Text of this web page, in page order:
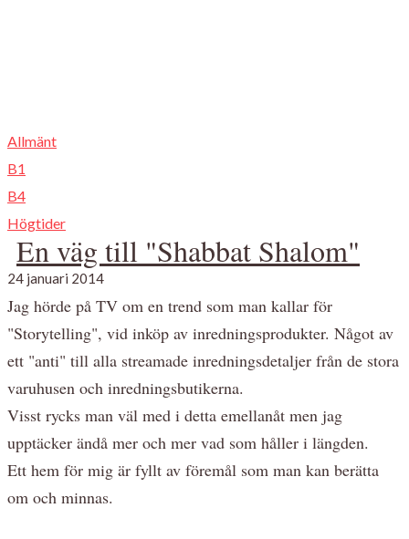
Allmänt
B1
B4
Högtider
En väg till "Shabbat Shalom"
24 januari 2014
Jag hörde på TV om en trend som man kallar för
"Storytelling", vid inköp av inredningsprodukter. Något av
ett "anti" till alla streamade inredningsdetaljer från de stora
varuhusen och inredningsbutikerna.
Visst rycks man väl med i detta emellanåt men jag
upptäcker ändå mer och mer vad som håller i längden.
Ett hem för mig är fyllt av föremål som man kan berätta
om och minnas.